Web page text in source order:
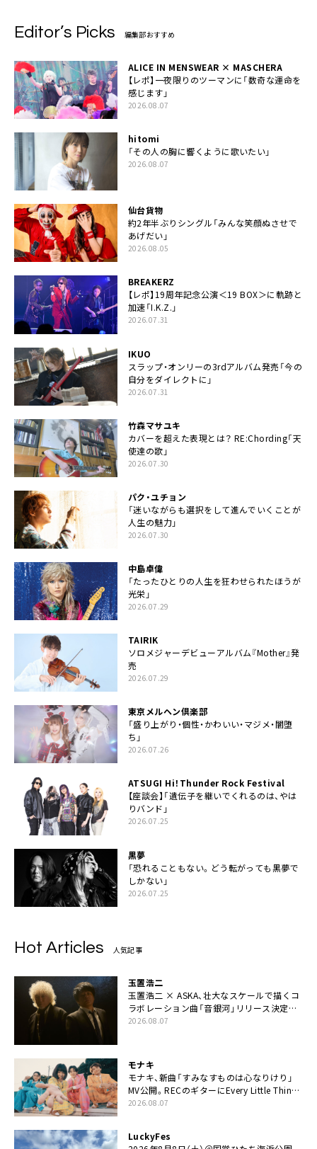
Editor’s Picks 編集部おすすめ
ALICE IN MENSWEAR × MASCHERA
【レポ】一夜限りのツーマンに「数奇な運命を
感じます」
2026.08.07
hitomi
「その人の胸に響くように歌いたい」
2026.08.07
仙台貨物
約2年半ぶりシングル「みんな笑顔ぬさせで
あげだい」
2026.08.05
BREAKERZ
【レポ】19周年記念公演＜19 BOX＞に軌跡と
加速「I.K.Z.」
2026.07.31
IKUO
スラップ・オンリーの3rdアルバム発売「今の
自分をダイレクトに」
2026.07.31
竹森マサユキ
カバーを超えた表現とは？ RE:Chording「天
使達の歌」
2026.07.30
パク・ユチョン
「迷いながらも選択をして進んでいくことが
人生の魅力」
2026.07.30
中島卓偉
「たったひとりの人生を狂わせられたほうが
光栄」
2026.07.29
TAIRIK
ソロメジャーデビューアルバム『Mother』発
売
2026.07.29
東京メルヘン倶楽部
「盛り上がり・個性・かわいい・マジメ・闇堕
ち」
2026.07.26
ATSUGI Hi！Thunder Rock Festival
【座談会】「遺伝子を継いでくれるのは、やは
りバンド」
2026.07.25
黒夢
「恐れることもない。どう転がっても黒夢で
しかない」
2026.07.25
Hot Articles 人気記事
玉置浩二
玉置浩二 × ASKA、壮大なスケールで描くコ
ラボレーション曲「音銀河」リリース決定。
カップリングには新曲「命の宿り」収録も
2026.08.07
モナキ
モナキ、新曲「すみなすものは心なりけり」
MV公開。RECのギターにEvery Little Thing・
伊藤一朗参加も
2026.08.07
LuckyFes